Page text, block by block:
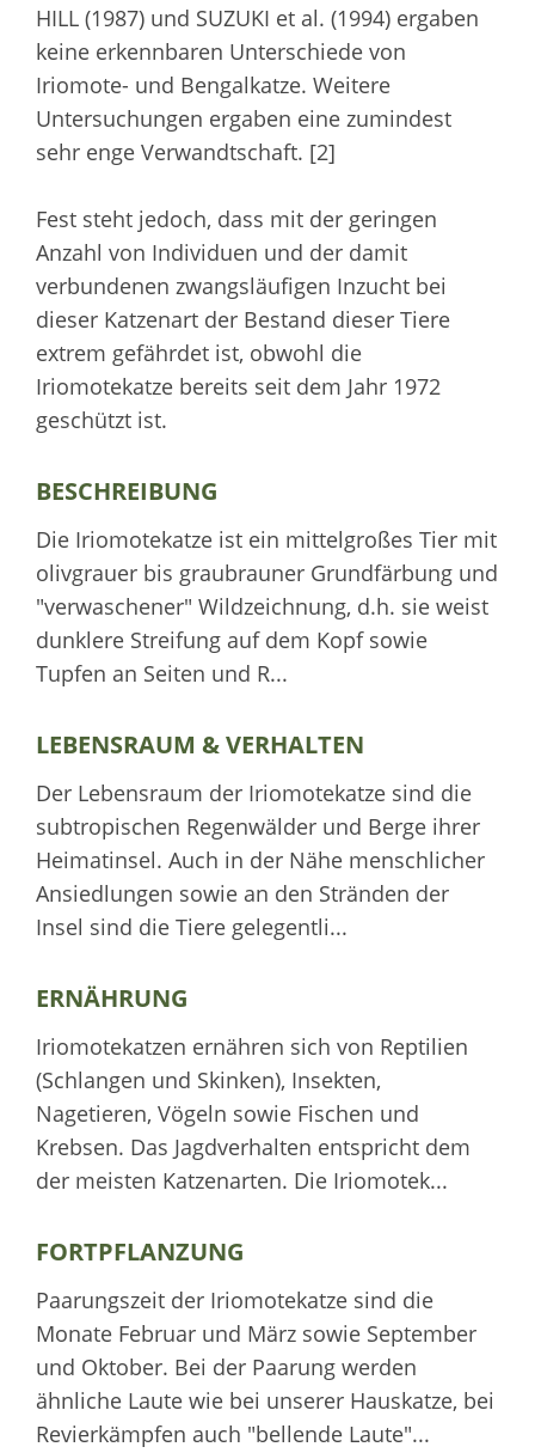
HILL (1987) und SUZUKI et al. (1994) ergaben
keine erkennbaren Unterschiede von
Iriomote- und Bengalkatze. Weitere
Untersuchungen ergaben eine zumindest
sehr enge Verwandtschaft. [2]
Fest steht jedoch, dass mit der geringen
Anzahl von Individuen und der damit
verbundenen zwangsläufigen Inzucht bei
dieser Katzenart der Bestand dieser Tiere
extrem gefährdet ist, obwohl die
Iriomotekatze bereits seit dem Jahr 1972
geschützt ist.
BESCHREIBUNG
Die Iriomotekatze ist ein mittelgroßes Tier mit
olivgrauer bis graubrauner Grundfärbung und
"verwaschener" Wildzeichnung, d.h. sie weist
dunklere Streifung auf dem Kopf sowie
Tupfen an Seiten und R...
LEBENSRAUM & VERHALTEN
Der Lebensraum der Iriomotekatze sind die
subtropischen Regenwälder und Berge ihrer
Heimatinsel. Auch in der Nähe menschlicher
Ansiedlungen sowie an den Stränden der
Insel sind die Tiere gelegentli...
ERNÄHRUNG
Iriomotekatzen ernähren sich von Reptilien
(Schlangen und Skinken), Insekten,
Nagetieren, Vögeln sowie Fischen und
Krebsen. Das Jagdverhalten entspricht dem
der meisten Katzenarten. Die Iriomotek...
FORTPFLANZUNG
Paarungszeit der Iriomotekatze sind die
Monate Februar und März sowie September
und Oktober. Bei der Paarung werden
ähnliche Laute wie bei unserer Hauskatze, bei
Revierkämpfen auch "bellende Laute"...